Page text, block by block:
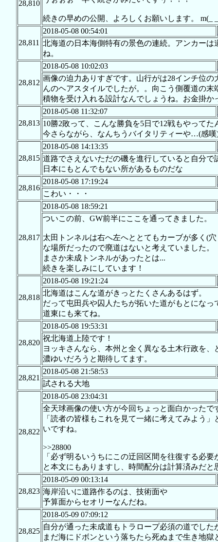
28,810
続きの早めの公開、よろしくお願いします。 m(_
28,811
2018-05-08 00:54:01
北海道の日本海側特有の景色の連続。アンカー
ね。
28,812
2018-05-08 10:02:03
画像の迫力ありすぎです。山行がは28インチ位
んのヘアスタイルでしたが。。向こう側覆道の
積物を受け入れる設計なんでしょうね。お金掛か
28,813
2018-05-08 11:32:07
10勝2敗って、こんな勝負を5日で12戦もやってた
今さらながら、なんちうバイタリティーや…(感嘆
28,815
2018-05-08 14:13:35
道路でさえないただの磯を進行していると自分で
日本にもとんでもない所があるものだな
28,816
2018-05-08 17:19:24
こわい・・・
28,817
2018-05-08 18:59:21
ついこの前、GW前半にここを通ってきました。
太田トンネルは右へ左へととてもカーブが多く(
な場所だったので廃道はないと考えていました。
まさか未成トンネルがあったとは...
続きを楽しみにしています！
28,818
2018-05-08 19:21:24
北海道はこんな道がきっとたくさんあるはず。
だって屯田兵や囚人たちが拓いた道がもとになっ
道東にも来てね。
28,820
2018-05-08 19:53:31
祝北海道上陸です！
ヨッキさんなら、本州と全く異なる土木行政を
濃ゆいだろうと期待してます。
28,821
2018-05-08 21:58:53
試される大地
28,822
2018-05-08 23:04:31
全天球画像の使い方が今回ちょっと面白かったで
「読者の皆様もこれを見て一緒に考えてみよう
いですね。
>>28800
「必ず明るいうちにこの迂回区間を往復する必
と本文にもありますし、時間配分は計算済みだと
28,823
2018-05-09 00:13:14
海岸沿いに道路作るのは、技術面や
予算面からセオリーなんだね。
28,825
2018-05-09 07:09:12
自分が通った未成道もトラロープ必須の道でした
まだ海にドボンという落ちたら死ぬまで生き地獄